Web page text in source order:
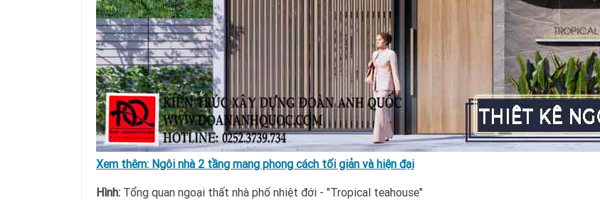
Xem thêm: Ngôi nhà 2 tầng mang phong cách tối giản và hiện đại
Hình: Tổng quan ngoại thất nhà phố nhiệt đới - "Tropical teahouse"